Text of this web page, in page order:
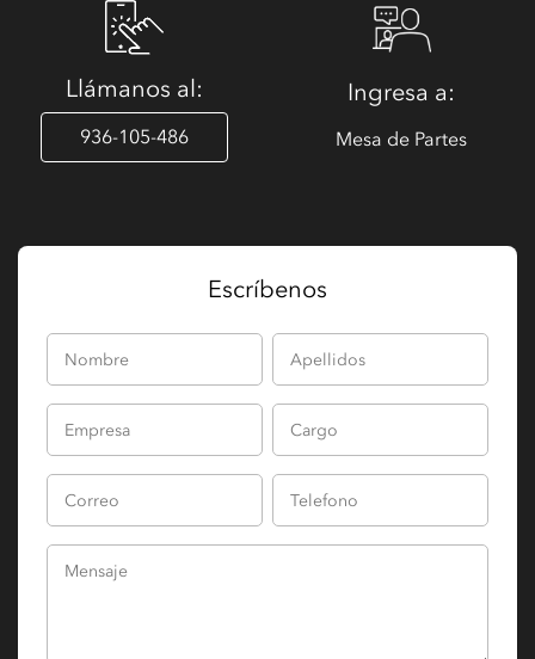
Llámanos al:
936-105-486
Ingresa a:
Mesa de Partes
Escríbenos